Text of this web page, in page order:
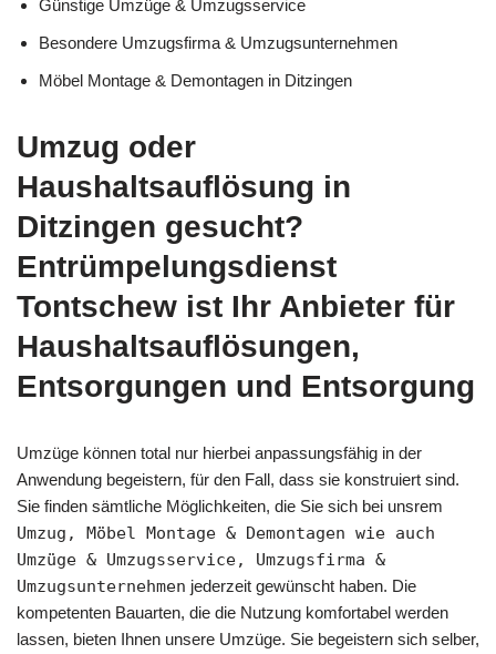
Günstige Umzüge & Umzugsservice
Besondere Umzugsfirma & Umzugsunternehmen
Möbel Montage & Demontagen in Ditzingen
Umzug oder
Haushaltsauflösung in
Ditzingen gesucht?
Entrümpelungsdienst
Tontschew ist Ihr Anbieter für
Haushaltsauflösungen,
Entsorgungen und Entsorgung
Umzüge können total nur hierbei anpassungsfähig in der
Anwendung begeistern, für den Fall, dass sie konstruiert sind.
Sie finden sämtliche Möglichkeiten, die Sie sich bei unsrem
Umzug, Möbel Montage & Demontagen wie auch
Umzüge & Umzugsservice, Umzugsfirma &
Umzugsunternehmen jederzeit gewünscht haben. Die
kompetenten Bauarten, die die Nutzung komfortabel werden
lassen, bieten Ihnen unsere Umzüge. Sie begeistern sich selber,